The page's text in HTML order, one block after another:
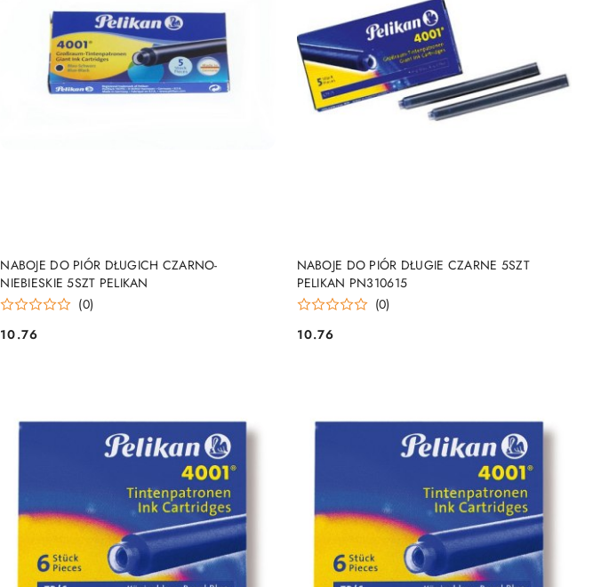
NABOJE DO PIÓR DŁUGICH CZARNO-
NIEBIESKIE 5SZT PELIKAN
(0)
Cena:
10.76
PRODUKT NIEDOSTĘPNY
NABOJE DO PIÓR DŁUGIE CZARNE 5SZT
PELIKAN PN310615
(0)
Cena:
10.76
PRODUKT NIEDOSTĘPNY